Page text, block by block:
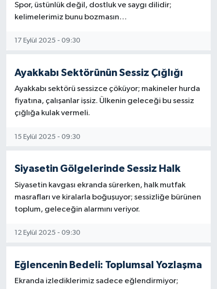
Spor, üstünlük değil, dostluk ve saygı dilidir;
kelimelerimiz bunu bozmasın…
17 Eylül 2025 - 09:30
Ayakkabı Sektörünün Sessiz Çığlığı
Ayakkabı sektörü sessizce çöküyor; makineler hurda
fiyatına, çalışanlar işsiz. Ülkenin geleceği bu sessiz
çığlığa kulak vermeli.
15 Eylül 2025 - 09:30
Siyasetin Gölgelerinde Sessiz Halk
Siyasetin kavgası ekranda sürerken, halk mutfak
masrafları ve kiralarla boğuşuyor; sessizliğe bürünen
toplum, geleceğin alarmını veriyor.
12 Eylül 2025 - 09:30
Eğlencenin Bedeli: Toplumsal Yozlaşma
Ekranda izlediklerimiz sadece eğlendirmiyor;